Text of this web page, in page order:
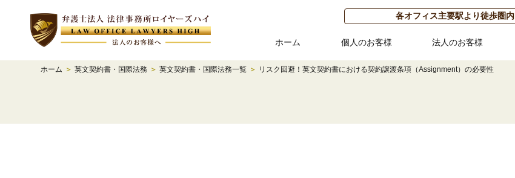
各オフィス主要駅より徒歩圏内
ホーム 個人のお客様 法人のお客様
ホーム ＞ 英文契約書・国際法務 ＞ 英文契約書・国際法務一覧 ＞ リスク回避！英文契約書における契約譲渡条項（Assignment）の必要性